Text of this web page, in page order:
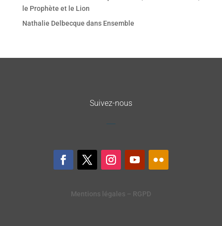
le Prophète et le Lion
Nathalie Delbecque dans Ensemble
Suivez-nous
Mentions légales – RGPD